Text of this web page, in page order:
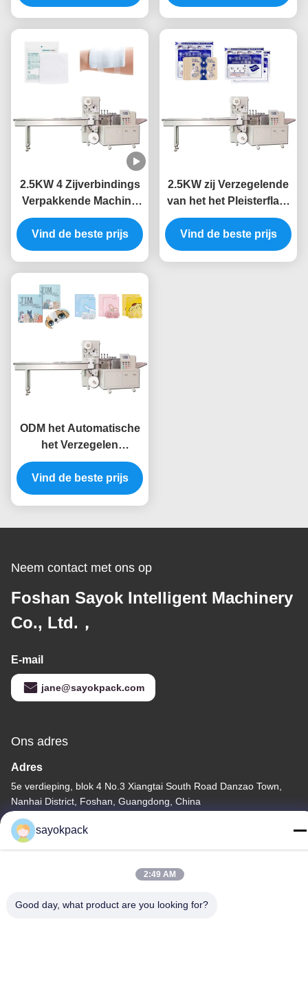
Producten
Verpakkingsmachine
2.5KW 4 Zijverbindings
Verpakkende Machine
Mechanisch Medisch
Gauze Packing Machine
Vind de beste prijs
2.5KW zij Verzegelende
van het het Pleisterflard
van de
Verpakkingsmachine de
Verbindings
Vind de beste prijs
ODM het Automatische
het Verzegelen
Verpakkingsmachine
Gemakkelijke Plaatsen
voor het Masker van het
Vind de beste prijs
Neem contact met ons op
Foshan Sayok Intelligent Machinery
Co., Ltd.，
E-mail
jane@sayokpack.com
Ons adres
Adres
5e verdieping, blok 4 No.3 Xiangtai South Road Danzao Town,
Nanhai District, Foshan, Guangdong, China
Tel
86-757-8660-5060
sayokpack
2:49 AM
Good day, what product are you looking for?